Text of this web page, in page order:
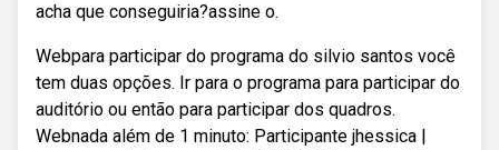
acha que conseguiria?assine o.
Webpara participar do programa do silvio santos você
tem duas opções. Ir para o programa para participar do
auditório ou então para participar dos quadros.
Webnada além de 1 minuto: Participante jhessica |